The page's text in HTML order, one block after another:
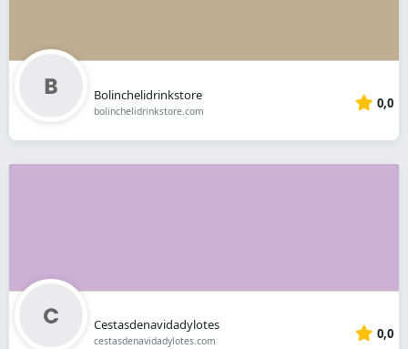
Bolinchelidrinkstore
bolinchelidrinkstore.com 0,0
Cestasdenavidadylotes
cestasdenavidadylotes.com 0,0